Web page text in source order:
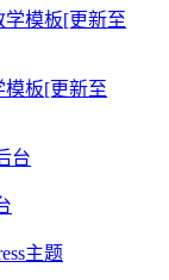
模板[更新至